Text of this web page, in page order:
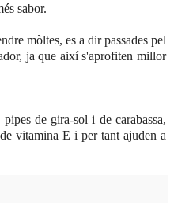
sabor.
mòltes, es a dir passades pel
ja que així s'aprofiten millor
de gira-sol i de carabassa,
vitamina E i per tant ajuden a